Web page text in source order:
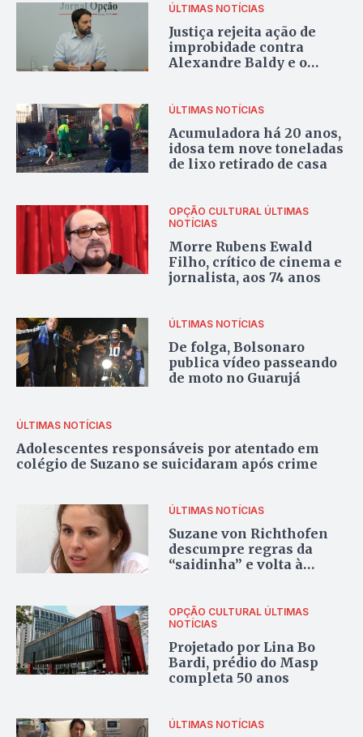
ÚLTIMAS NOTÍCIAS
Justiça rejeita ação de
improbidade contra
Alexandre Baldy e o
ÚLTIMAS NOTÍCIAS
Acumuladora há 20 anos,
idosa tem nove toneladas
de lixo retirado de casa
OPÇÃO CULTURAL ÚLTIMAS
NOTÍCIAS
Morre Rubens Ewald
Filho, crítico de cinema e
jornalista, aos 74 anos
ÚLTIMAS NOTÍCIAS
De folga, Bolsonaro
publica vídeo passeando
de moto no Guarujá
ÚLTIMAS NOTÍCIAS
Adolescentes responsáveis por atentado em
colégio de Suzano se suicidaram após crime
ÚLTIMAS NOTÍCIAS
Suzane von Richthofen
descumpre regras da
“saidinha” e volta à
OPÇÃO CULTURAL ÚLTIMAS
NOTÍCIAS
Projetado por Lina Bo
Bardi, prédio do Masp
completa 50 anos
ÚLTIMAS NOTÍCIAS